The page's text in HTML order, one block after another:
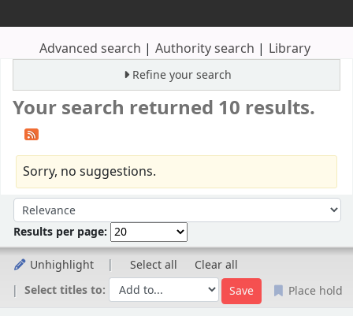
Advanced search Authority search Library
Refine your search
Your search returned 10 results.
Sorry, no suggestions.
Sort by:
Results per page:
Unhighlight Select all
Clear all
Select titles to:
Place hold